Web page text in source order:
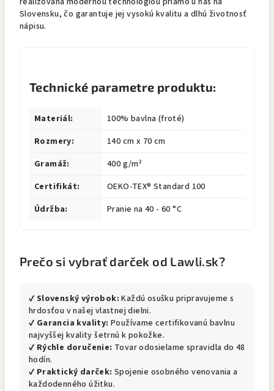
Slovensku, čo garantuje jej vysokú kvalitu a dlhú životnosť
nápisu.
Technické parametre produktu:
Materiál:
100% bavlna (froté)
Rozmery:
140 cm x 70 cm
Gramáž:
400 g/m²
Certifikát:
OEKO-TEX® Standard 100
Údržba:
Pranie na 40 - 60 °C
Prečo si vybrať darček od Lawli.sk?
✔ Slovenský výrobok: Každú osušku pripravujeme s
hrdosťou v našej vlastnej dielni.
✔ Garancia kvality: Používame certifikovanú bavlnu
najvyššej kvality šetrnú k pokožke.
✔ Rýchle doručenie: Tovar odosielame spravidla do 48
hodín.
✔ Praktický darček: Spojenie osobného venovania a
každodenného úžitku.